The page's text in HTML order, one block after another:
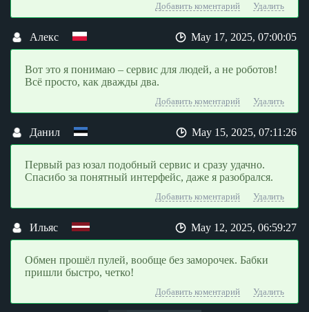
Добавить коментарий Удалить
Алекс May 17, 2025, 07:00:05
Вот это я понимаю – сервис для людей, а не роботов!
Всё просто, как дважды два.
Добавить коментарий Удалить
Данил May 15, 2025, 07:11:26
Первый раз юзал подобный сервис и сразу удачно.
Спасибо за понятный интерфейс, даже я разобрался.
Добавить коментарий Удалить
Ильяс May 12, 2025, 06:59:27
Обмен прошёл пулей, вообще без заморочек. Бабки
пришли быстро, четко!
Добавить коментарий Удалить